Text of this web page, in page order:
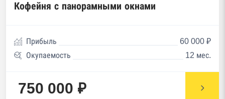
Кофейня с панорамными окнами
Прибыль
60 000 ₽
Окупаемость
12 мес.
750 000 ₽